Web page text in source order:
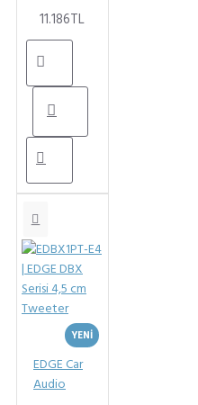
11.186TL
YENI
EDGE Car
Audio